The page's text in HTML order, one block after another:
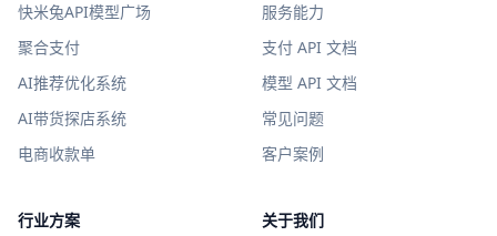
快米兔API模型广场
聚合支付
AI推荐优化系统
AI带货探店系统
电商收款单
服务能力
支付 API 文档
模型 API 文档
常见问题
客户案例
行业方案
关于我们